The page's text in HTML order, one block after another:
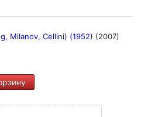
Milanov, Cellini) (1952) (2007)